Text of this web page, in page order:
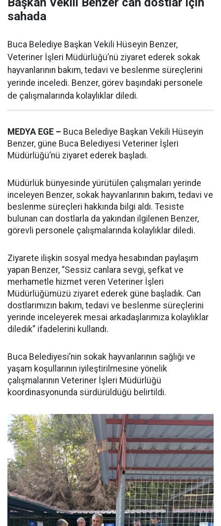
sahada
Buca Belediye Başkan Vekili Hüseyin Benzer,
Veteriner İşleri Müdürlüğü’nü ziyaret ederek sokak
hayvanlarının bakım, tedavi ve beslenme süreçlerini
yerinde inceledi. Benzer, görev başındaki personele
de çalışmalarında kolaylıklar diledi.
MEDYA EGE – Buca Belediye Başkan Vekili Hüseyin
Benzer, güne Buca Belediyesi Veteriner İşleri
Müdürlüğü’nü ziyaret ederek başladı.
Müdürlük bünyesinde yürütülen çalışmaları yerinde
inceleyen Benzer, sokak hayvanlarının bakım, tedavi ve
beslenme süreçleri hakkında bilgi aldı. Tesiste
bulunan can dostlarla da yakından ilgilenen Benzer,
görevli personele çalışmalarında kolaylıklar diledi.
Ziyarete ilişkin sosyal medya hesabından paylaşım
yapan Benzer, “Sessiz canlara sevgi, şefkat ve
merhametle hizmet veren Veteriner İşleri
Müdürlüğümüzü ziyaret ederek güne başladık. Can
dostlarımızın bakım, tedavi ve beslenme süreçlerini
yerinde inceleyerek mesai arkadaşlarımıza kolaylıklar
diledik” ifadelerini kullandı.
Buca Belediyesi’nin sokak hayvanlarının sağlığı ve
yaşam koşullarının iyileştirilmesine yönelik
çalışmalarının Veteriner İşleri Müdürlüğü
koordinasyonunda sürdürüldüğü belirtildi.